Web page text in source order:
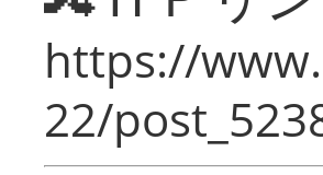
https://
22/